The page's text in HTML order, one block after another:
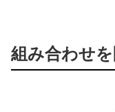
組み合わせ